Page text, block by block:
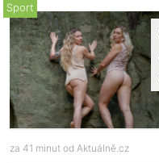
Sport
za 41 minut od Aktuálně.cz